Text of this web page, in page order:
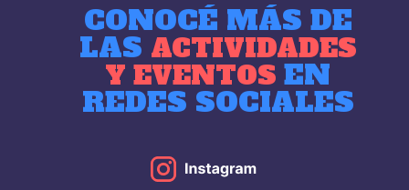
CONOCÉ MÁS DE
LAS ACTIVIDADES
Y EVENTOSEN
REDES SOCIALES